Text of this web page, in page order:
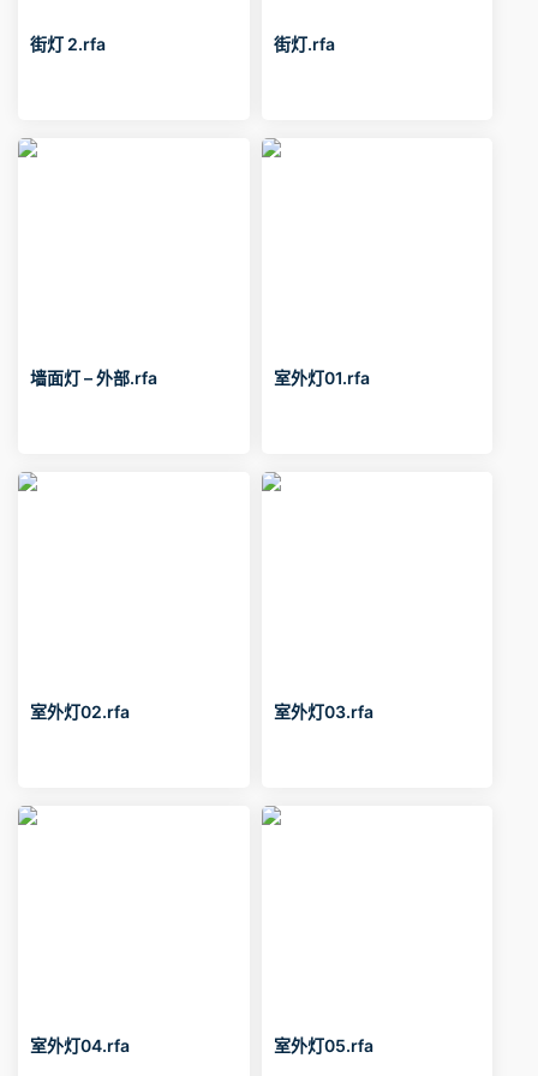
街灯 2.rfa 街灯.rfa
墙面灯 – 外部.rfa 室外灯01.rfa
室外灯02.rfa 室外灯03.rfa
室外灯04.rfa 室外灯05.rfa